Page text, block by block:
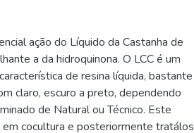
ação do Líquido da Castanha de
a da hidroquinona. O LCC é um
de resina líquida, bastante
claro, escuro a preto, dependendo
de Natural ou Técnico. Este
cocultura e posteriormente tratálos